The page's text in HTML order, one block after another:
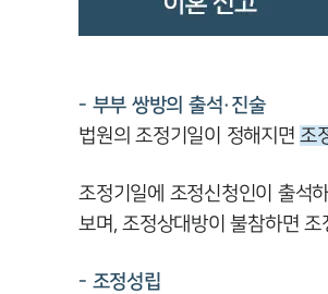
- 부부 쌍방의 출석·진술
법원의 조정기일이 정해지면 조
조정기일에 조정신청인이 출석
보며, 조정상대방이 불참하면
- 조정성립